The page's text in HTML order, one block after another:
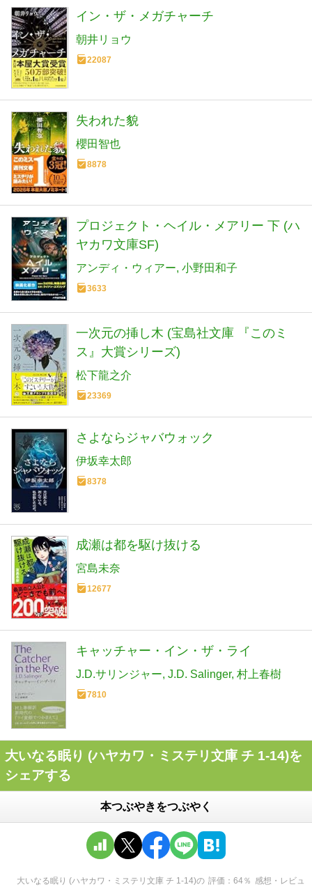
イン・ザ・メガチャーチ
朝井リョウ
22087
失われた貌
櫻田智也
8878
プロジェクト・ヘイル・メアリー 下 (ハ
ヤカワ文庫SF)
アンディ・ウィアー 小野田和子
3633
一次元の挿し木 (宝島社文庫 『このミ
ス』大賞シリーズ)
松下龍之介
23369
さよならジャバウォック
伊坂幸太郎
8378
成瀬は都を駆け抜ける
宮島未奈
12677
キャッチャー・イン・ザ・ライ
J.D.サリンジャー J.D. Salinger 村上春樹
7810
大いなる眠り (ハヤカワ・ミステリ文庫 チ 1-14)を
シェアする
本つぶやきをつぶやく
大いなる眠り (ハヤカワ・ミステリ文庫 チ 1-14)の 評価 64％ 感想・レビュ